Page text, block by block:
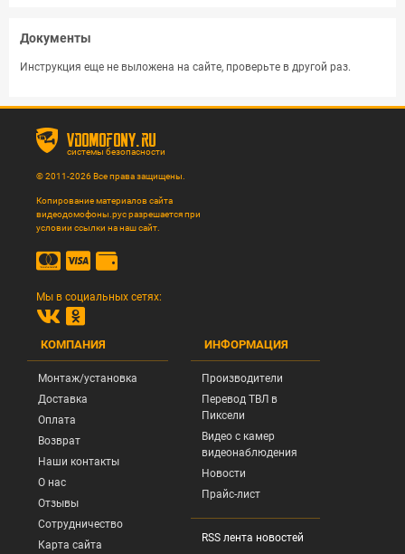
Документы
Инструкция еще не выложена на сайте, проверьте в другой раз.
vdomofony.ru
системы безопасности
© 2011-2026 Все права защищены.
Копирование материалов сайта
видеодомофоны.рус разрешается при
условии ссылки на наш сайт.
Мы в социальных сетях:
КОМПАНИЯ
Монтаж/установка
Доставка
Оплата
Возврат
Наши контакты
О нас
Отзывы
Сотрудничество
Карта сайта
ИНФОРМАЦИЯ
Производители
Перевод ТВЛ в
Пиксели
Видео с камер
видеонаблюдения
Новости
Прайс-лист
RSS лента новостей